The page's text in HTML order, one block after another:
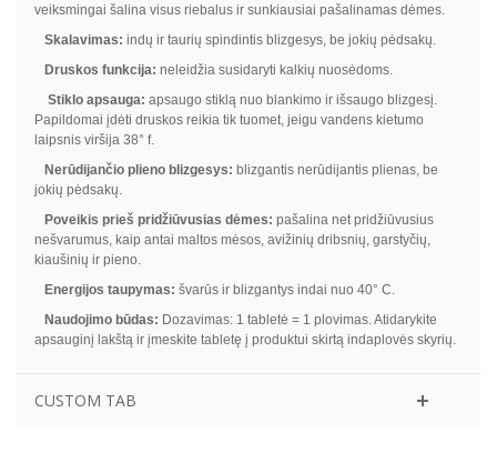
veiksmingai šalina visus riebalus ir sunkiausiai pašalinamas dėmes.
Skalavimas: indų ir taurių spindintis blizgesys, be jokių pėdsakų.
Druskos funkcija: neleidžia susidaryti kalkių nuosėdoms.
Stiklo apsauga: apsaugo stiklą nuo blankimo ir išsaugo blizgesį.
Papildomai įdėti druskos reikia tik tuomet, jeigu vandens kietumo
laipsnis viršija 38° f.
Nerūdijančio plieno blizgesys: blizgantis nerūdijantis plienas, be
jokių pėdsakų.
Poveikis prieš pridžiūvusias dėmes: pašalina net pridžiūvusius
nešvarumus, kaip antai maltos mėsos, avižinių dribsnių, garstyčių,
kiaušinių ir pieno.
Energijos taupymas: švarūs ir blizgantys indai nuo 40° C.
Naudojimo būdas: Dozavimas: 1 tabletė = 1 plovimas. Atidarykite
apsauginį lakštą ir įmeskite tabletę į produktui skirtą indaplovės skyrių.
CUSTOM TAB